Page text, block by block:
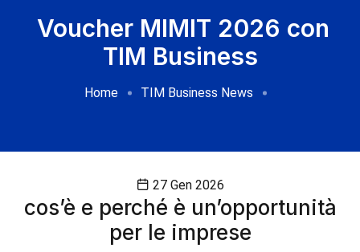
Voucher MIMIT 2026 con
TIM Business
Home TIM Business News
27 Gen 2026
cos’è e perché è un’opportunità
per le imprese